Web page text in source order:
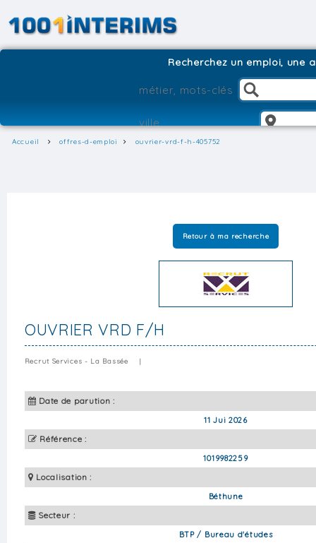
Recherchez un emploi, une
Accueil offres-d-emploi ouvrier-vrd-f-h-405752
Retour à ma recherche
OUVRIER VRD F/H
Recrut Services - La Bassée |
Date de parution :
11 Jui 2026
Référence :
1019982259
Localisation :
Béthune
Secteur :
BTP / Bureau d'études